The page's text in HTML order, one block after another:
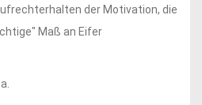
der Motivation, die
Maß an Eifer